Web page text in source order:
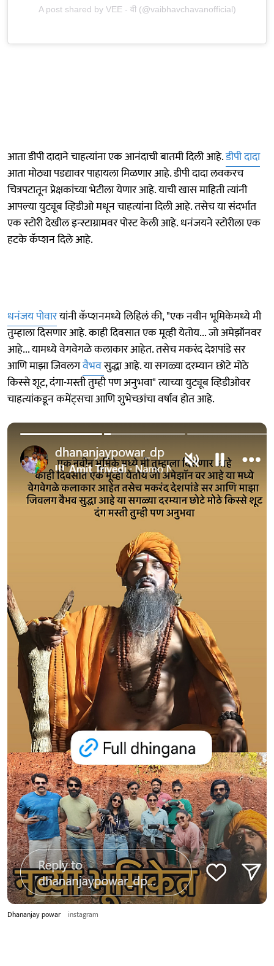
A post shared by VEE - वी (@vaibhavchavanofficial)
आता डीपी दादाने चाहत्यांना एक आनंदाची बातमी दिली आहे.डीपी दादा
आता मोठ्या पडद्यावर पाहायला मिळणार आहे. डीपी दादा लवकरच
चित्रपटातून प्रेक्षकांच्या भेटीला येणार आहे. याची खास माहिती त्यांनी
आपल्या युट्यूब व्हिडीओ मधून चाहत्यांना दिली आहे. तसेच या संदर्भात
एक स्टोरी देखील इन्स्टाग्रामवर पोस्ट केली आहे. धनंजयने स्टोरीला एक
हटके कॅप्शन दिले आहे.
धनंजय पोवारयांनी कॅप्शनमध्ये लिहिलं की, "एक नवीन भूमिकेमध्ये मी
तुम्हाला दिसणार आहे. काही दिवसात एक मूव्ही येतोय... जो अमेझॉनवर
आहे... यामध्ये वेगवेगळे कलाकार आहेत. तसेच मकरंद देशपांडे सर
आणि माझा जिवलगवैभवसुद्धा आहे. या सगळ्या दरम्यान छोटे मोठे
किस्से शूट, दंगा-मस्ती तुम्ही पण अनुभवा" त्याच्या युट्यूब व्हिडीओवर
चाहत्यांकडून कमेंट्सचा आणि शुभेच्छांचा वर्षाव होत आहे.
Dhananjay powar instagram